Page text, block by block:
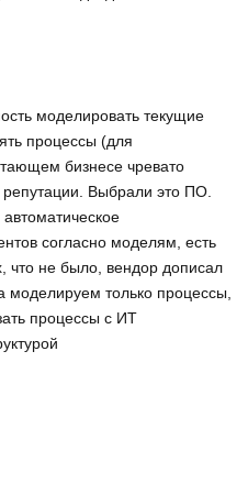
моделировать текущие
процессы (для
бизнесе чревато
Выбрали это ПО.
согласно моделям, есть
что не было, вендор дописал
моделируем только процессы,
процессы с ИТ